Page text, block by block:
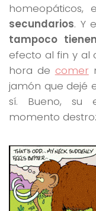
homeopáticos,
secundarios. Y
tampoco
efecto al fin y al
hora de comer
jamón que dejé
sí. Bueno, su
momento